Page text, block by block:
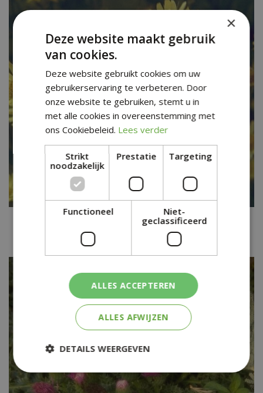
Weegbreezonnebloem
Doronicum plantagineum 'Excelsum'
×
Deze website maakt gebruik
van cookies.
Deze website gebruikt cookies om uw
gebruikerservaring te verbeteren. Door
onze website te gebruiken, stemt u in
met alle cookies in overeenstemming met
ons Cookiebeleid. Lees verder
Strikt
noodzakelijk
Prestatie Targeting
Functioneel
Niet-
geclassificeerd
ALLES ACCEPTEREN
ALLES AFWIJZEN
DETAILS WEERGEVEN